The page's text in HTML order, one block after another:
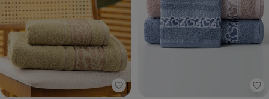
Lar e Lazer - Jogo de Toalhas